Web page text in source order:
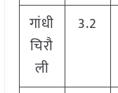
गांधी
चिरौ
ली
3.2